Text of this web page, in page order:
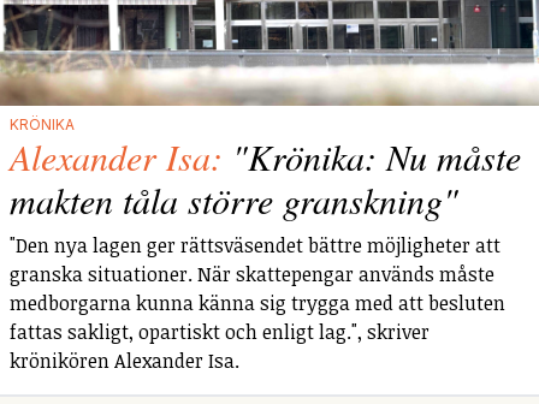
KRÖNIKA
Alexander Isa: "Krönika: Nu måste
makten tåla större granskning"
"Den nya lagen ger rättsväsendet bättre möjligheter att
granska situationer. När skattepengar används måste
medborgarna kunna känna sig trygga med att besluten
fattas sakligt, opartiskt och enligt lag.", skriver
krönikören Alexander Isa.